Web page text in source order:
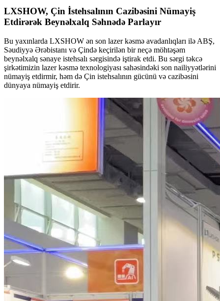
LXSHOW, Çin İstehsalının Cazibəsini Nümayiş
Etdirərək Beynəlxalq Səhnədə Parlayır
Bu yaxınlarda LXSHOW ən son lazer kəsmə avadanlıqları ilə ABŞ,
Səudiyyə Ərəbistanı və Çində keçirilən bir neçə möhtəşəm
beynəlxalq sənaye istehsalı sərgisində iştirak etdi. Bu sərgi təkcə
şirkətimizin lazer kəsmə texnologiyası sahəsindəki son nailiyyətlərini
nümayiş etdirmir, həm də Çin istehsalının gücünü və cazibəsini
dünyaya nümayiş etdirir.